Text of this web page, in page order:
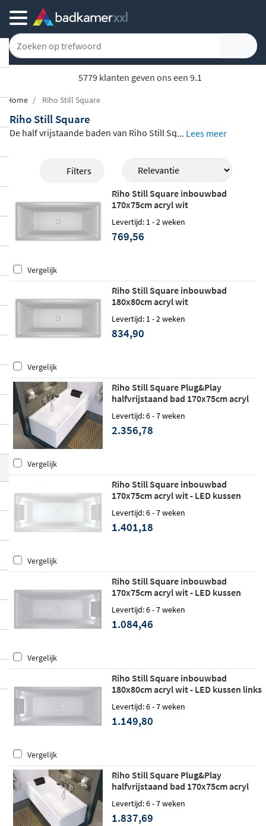
Gratis bezorgd vanaf 100,-
Home Riho Still Square
Riho Still Square
De half vrijstaande baden van Riho Still Sq
lug&Play/inbouw baden zijn gemaakt van
het materiaal Acryl en verkrijgbaar in de af
metingen: 170 x 75cm en 180 x 80cm. De b
aden zijn optioneel voorzien van de optie
'Riho Fall Badvuller', een stijlvolle eyecatc
her in je bad. De prijzen van de baden vari
wat wils.
Kun je het gewenste artikel niet vinden of
heb je een vraag? Neem gerust contact op
met onze klantenservice. We denken graa
g met je mee.
... Lees meer
Filters
Riho Still Square inbouwbad
170x75cm acryl wit
Levertijd: 1 - 2 weken
769,56
Vergelijk
Riho Still Square inbouwbad
180x80cm acryl wit
Levertijd: 1 - 2 weken
834,90
Vergelijk
Riho Still Square Plug&Play
halfvrijstaand bad 170x75cm acryl
Levertijd: 6 - 7 weken
2.356,78
Vergelijk
Riho Still Square inbouwbad
170x75cm acryl wit - LED kussen
Levertijd: 6 - 7 weken
1.401,18
Vergelijk
Riho Still Square inbouwbad
170x75cm acryl wit - LED kussen
Levertijd: 6 - 7 weken
1.084,46
Vergelijk
Riho Still Square inbouwbad
180x80cm acryl wit - LED kussen links
Levertijd: 6 - 7 weken
1.149,80
Vergelijk
Riho Still Square Plug&Play
halfvrijstaand bad 170x75cm acryl
Levertijd: 6 - 7 weken
1.837,69